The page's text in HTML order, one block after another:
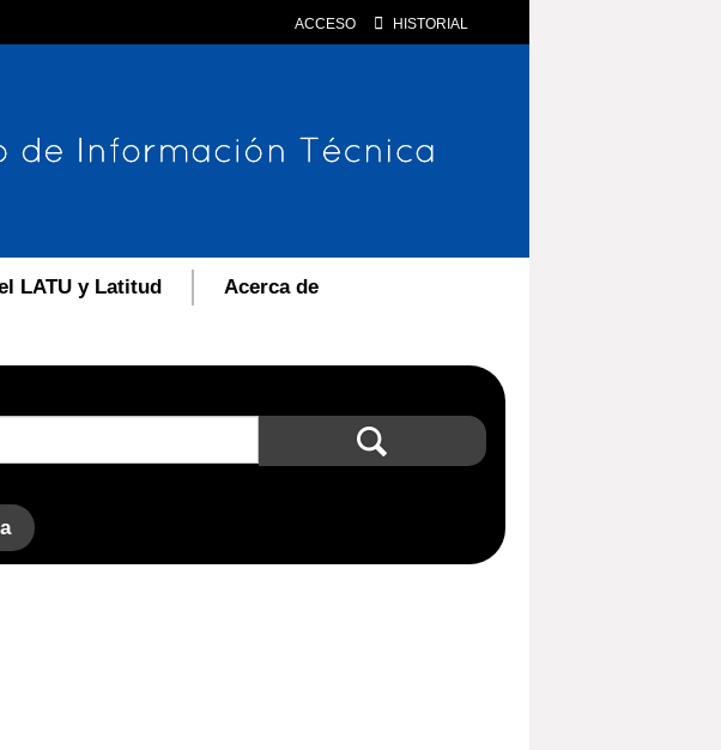
ACCESO HISTORIAL
LATU y Latitud Acerca de